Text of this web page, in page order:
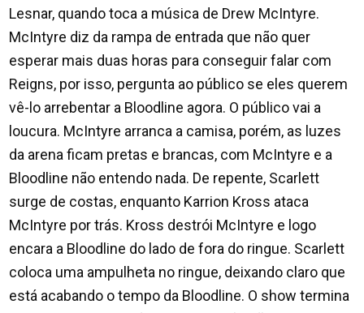
Lesnar, quando toca a música de Drew McIntyre.
McIntyre diz da rampa de entrada que não quer
esperar mais duas horas para conseguir falar com
Reigns, por isso, pergunta ao público se eles querem
vê-lo arrebentar a Bloodline agora. O público vai a
loucura. McIntyre arranca a camisa, porém, as luzes
da arena ficam pretas e brancas, com McIntyre e a
Bloodline não entendo nada. De repente, Scarlett
surge de costas, enquanto Karrion Kross ataca
McIntyre por trás. Kross destrói McIntyre e logo
encara a Bloodline do lado de fora do ringue. Scarlett
coloca uma ampulheta no ringue, deixando claro que
está acabando o tempo da Bloodline. O show termina